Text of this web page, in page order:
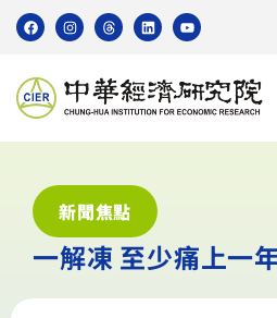
新聞焦點
一解凍 至少痛上一